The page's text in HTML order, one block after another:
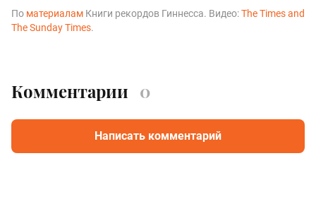
По материалам Книги рекордов Гиннесса. Видео:The Times and
The Sunday Times.
Комментарии 0
Написать комментарий